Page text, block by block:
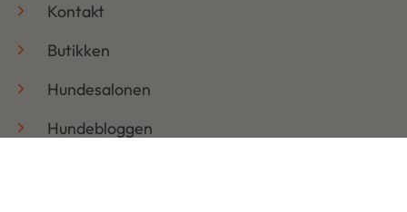
Kontakt
Butikken
Hundesalonen
Hundebloggen